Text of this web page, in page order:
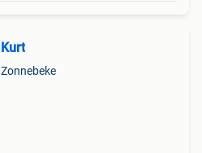
Kurt
Zonnebeke